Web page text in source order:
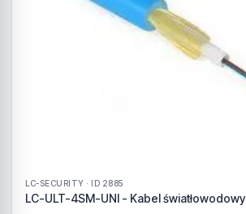
LC-SECURITY · ID 2885
LC-ULT-4SM-UNI - Kabel światłowodowy